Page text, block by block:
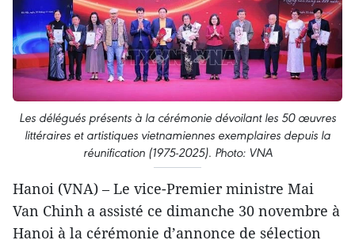
Les délégués présents à la cérémonie dévoilant les 50 œuvres
littéraires et artistiques vietnamiennes exemplaires depuis la
réunification (1975-2025). Photo: VNA
Hanoi (VNA) – Le vice-Premier ministre Mai
Van Chinh a assisté ce dimanche 30 novembre à
Hanoi à la cérémonie d’annonce de sélection